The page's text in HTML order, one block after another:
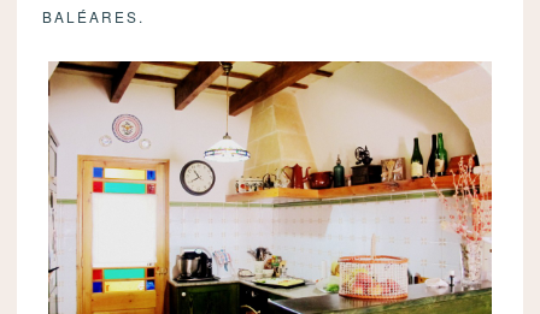
BALÉARES.